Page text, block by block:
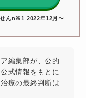
んn※1 2022年12月〜
編集部が、公的
式情報をもとに
療の最終判断は